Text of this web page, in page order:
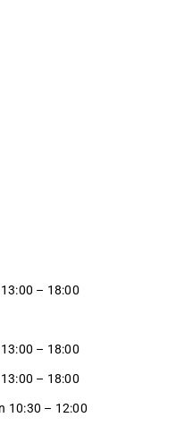
– 18:00
– 18:00
– 18:00
10:30 – 12:00